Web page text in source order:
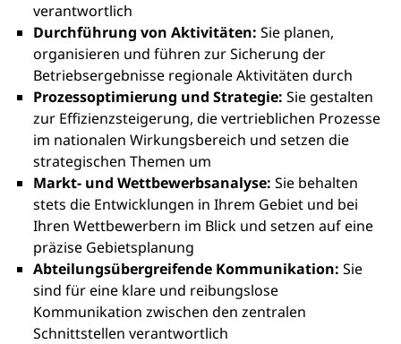
verantwortlich
Durchführung von Aktivitäten: Sie planen,
organisieren und führen zur Sicherung der
Betriebsergebnisse regionale Aktivitäten durch
Prozessoptimierung und Strategie: Sie gestalten
zur Effizienzsteigerung, die vertrieblichen Prozesse
im nationalen Wirkungsbereich und setzen die
strategischen Themen um
Markt- und Wettbewerbsanalyse: Sie behalten
stets die Entwicklungen in Ihrem Gebiet und bei
Ihren Wettbewerbern im Blick und setzen auf eine
präzise Gebietsplanung
Abteilungsübergreifende Kommunikation: Sie
sind für eine klare und reibungslose
Kommunikation zwischen den zentralen
Schnittstellen verantwortlich